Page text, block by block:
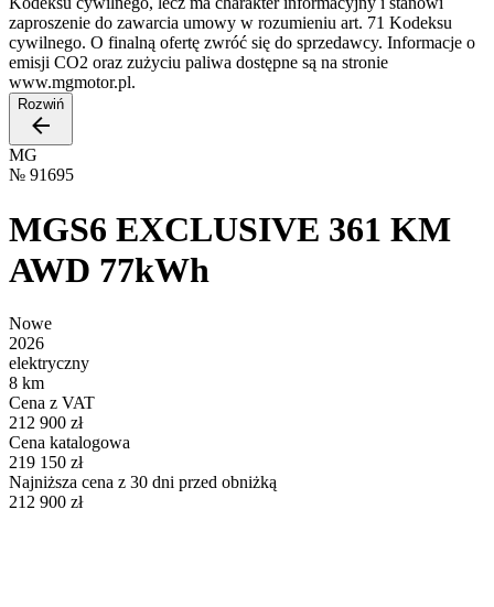
zaproszenie do zawarcia umowy w rozumieniu art. 71 Kodeksu
cywilnego. O finalną ofertę zwróć się do sprzedawcy. Informacje o
emisji CO2 oraz zużyciu paliwa dostępne są na stronie
www.mgmotor.pl.
Rozwiń
MG
№ 91695
MGS6 EXCLUSIVE 361 KM
AWD 77kWh
Nowe
2026
elektryczny
8 km
Cena z VAT
212 900 zł
Cena katalogowa
219 150 zł
Najniższa cena z 30 dni przed obniżką
212 900 zł